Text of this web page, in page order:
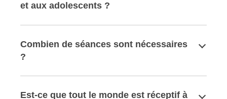
et aux adolescents ?
Combien de séances sont nécessaires
?
Est-ce que tout le monde est réceptif à